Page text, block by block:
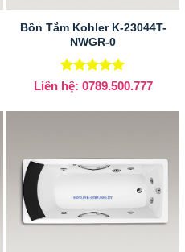
Bồn Tắm Kohler K-23044T-
NWGR-0
Được xếp
hạng
sao
Liên hệ: 0789.500.777